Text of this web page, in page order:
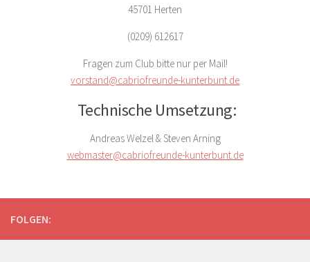
45701 Herten
(0209) 612617
Fragen zum Club bitte nur per Mail!
vorstand@cabriofreunde-kunterbunt.de
Technische Umsetzung:
Andreas Welzel & Steven Arning
webmaster@cabriofreunde-kunterbunt.de
FOLGEN: